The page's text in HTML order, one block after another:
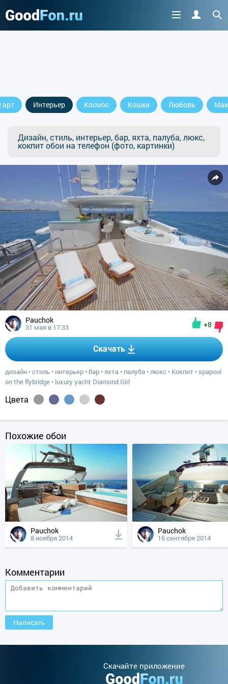
Интерьер Космос Кошки Любовь
Дизайн, стиль, интерьер, бар, яхта, палуба, люкс,
кокпит обои на телефон (фото, картинки)
Pauchok
31 мая в 17:33 +8
Скачать
дизайн •стиль • интерьер •бар •яхта • палуба •люкс • Кокпит • spapool
on the flybridge • luxury yacht Diamond Girl
Цвета
Похожие обои
Pauchok
8 ноября 2014
Pauchok
16 сентября 2014
Комментарии
Cкачайте приложение